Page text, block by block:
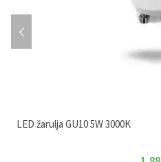
LED žarulja GU10 5W 3000K